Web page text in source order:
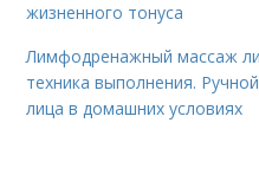
жизненного тонуса
Лимфодренажный массаж
техника выполнения.
лица в домашних условиях